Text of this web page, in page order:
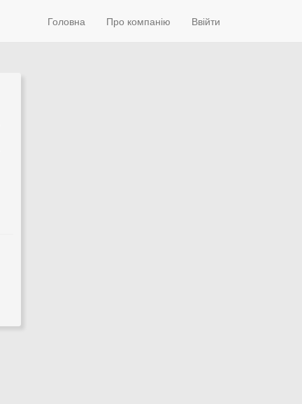
Головна Про компанію Ввійти